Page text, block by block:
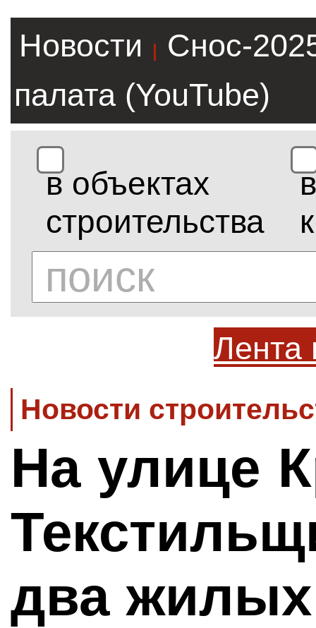
Новости |
Снос-
палата (YouTube)
в объектах
строительства
в
Лента
Новости
На улице
два